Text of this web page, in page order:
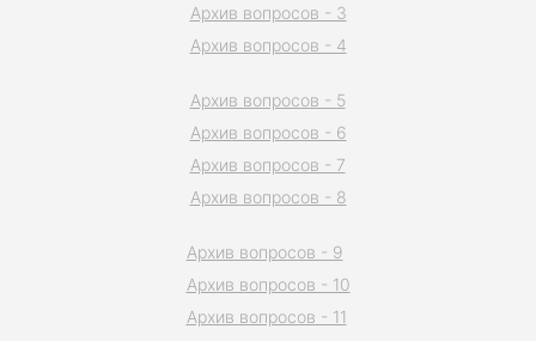
Архив вопросов - 3
Архив вопросов - 4
Архив вопросов - 5
Архив вопросов - 6
Архив вопросов - 7
Архив вопросов - 8
Архив вопросов - 9
Архив вопросов - 10
Архив вопросов - 11